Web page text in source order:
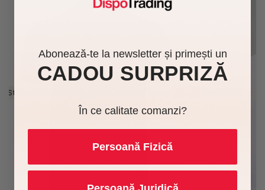
Stoc Stoc Limitat
Abonează-te la newsletter și primești un
CADOU SURPRIZĂ
În ce calitate comanzi?
Persoană Fizică